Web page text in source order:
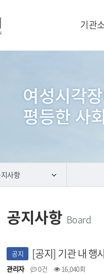
기관
사항
공지사항 Board
공지 [공지] 기관 내 행
관리자 0건 16,040회